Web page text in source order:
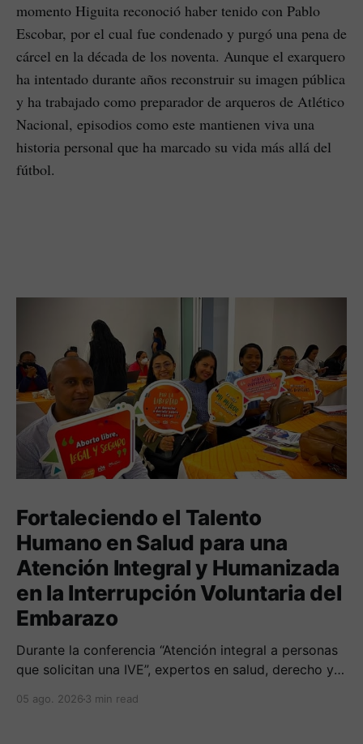
momento Higuita reconoció haber tenido con Pablo
Escobar, por el cual fue condenado y purgó una pena de
cárcel en la década de los noventa. Aunque el exarquero
ha intentado durante años reconstruir su imagen pública
y ha trabajado como preparador de arqueros de Atlético
Nacional, episodios como este mantienen viva una
historia personal que ha marcado su vida más allá del
fútbol.
Fortaleciendo el Talento
Humano en Salud para una
Atención Integral y Humanizada
en la Interrupción Voluntaria del
Embarazo
Durante la conferencia “Atención integral a personas
que solicitan una IVE”, expertos en salud, derecho y
sobre cómo abordar esta temática desde una
05 ago. 2026 3 min read